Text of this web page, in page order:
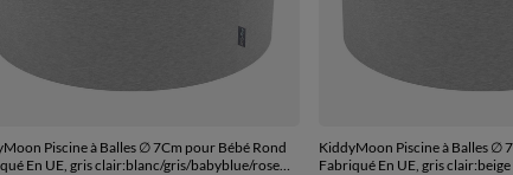
Piscine à Balles ∅ 7Cm pour Bébé Rond
En UE, gris clair:blanc/gris/babyblue/rose
KiddyMoon Piscine à Balles ∅
Fabriqué En UE, gris